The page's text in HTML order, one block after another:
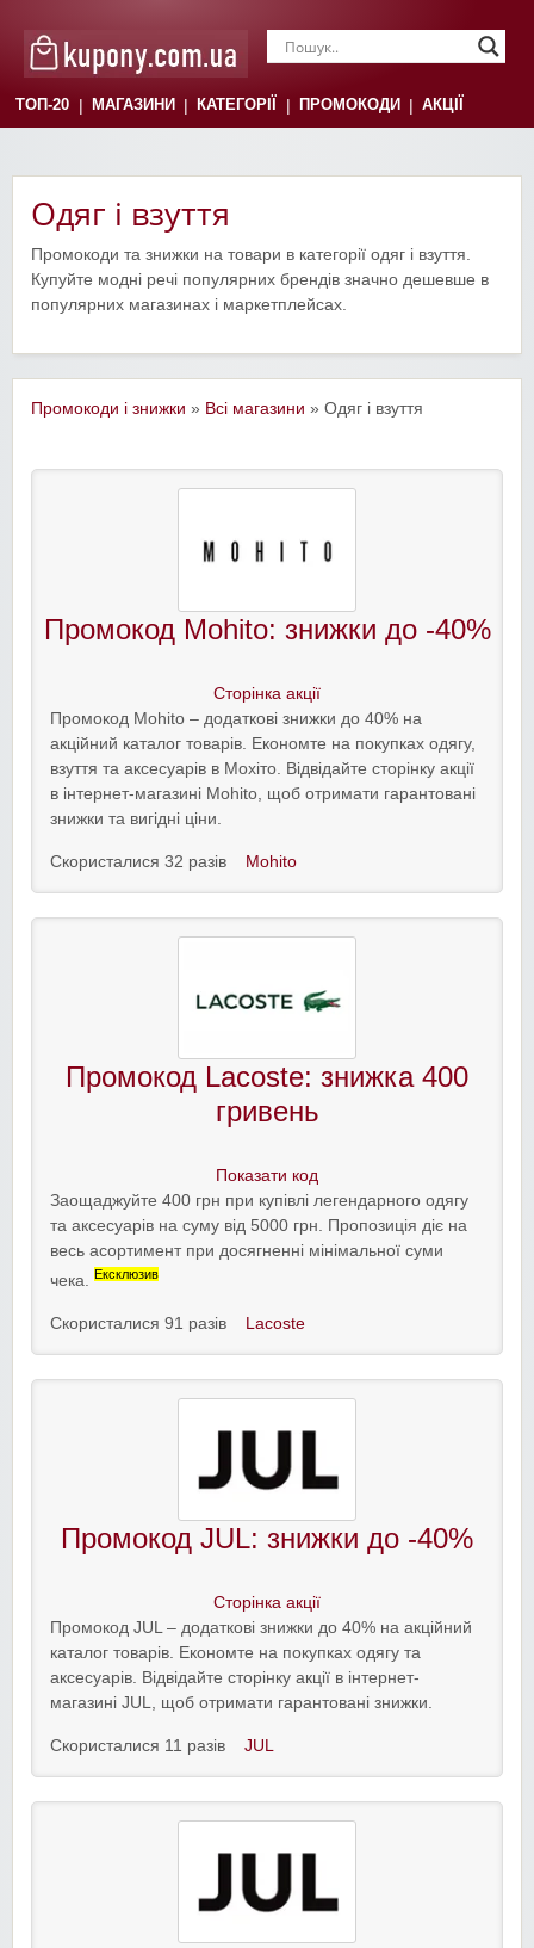
ТОП-20 | МАГАЗИНИ | КАТЕГОРІЇ | ПРОМОКОДИ | АКЦІЇ
Одяг і взуття
Промокоди та знижки на товари в категорії одяг і взуття.
Купуйте модні речі популярних брендів значно дешевше в
популярних магазинах і маркетплейсах.
Промокоди і знижки » Всі магазини » Одяг і взуття
Промокод Mohito: знижки до -40%
Сторінка акції
Промокод Mohito – додаткові знижки до 40% на
акційний каталог товарів. Економте на покупках одягу,
взуття та аксесуарів в Мохіто. Відвідайте сторінку акції
в інтернет-магазині Mohito, щоб отримати гарантовані
знижки та вигідні ціни.
Скористалися 32 разів Mohito
Промокод Lacoste: знижка 400
гривень
Показати код
Заощаджуйте 400 грн при купівлі легендарного одягу
та аксесуарів на суму від 5000 грн. Пропозиція діє на
весь асортимент при досягненні мінімальної суми
чека.
Ексклюзив
Скористалися 91 разів Lacoste
Промокод JUL: знижки до -40%
Сторінка акції
Промокод JUL – додаткові знижки до 40% на акційний
каталог товарів. Економте на покупках одягу та
аксесуарів. Відвідайте сторінку акції в інтернет-
магазині JUL, щоб отримати гарантовані знижки.
Скористалися 11 разів JUL